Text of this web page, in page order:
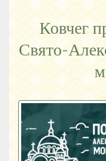
Ковчег
Свято-